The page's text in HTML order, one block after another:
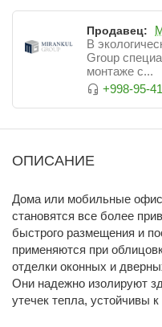
Продавец:
В
Group
монтаже с...
+998-95-
ОПИСАНИЕ
Дома или мобильные
становятся все более
быстрого размещения и
применяются при
отделки оконных и
Они надежно изолируют
утечек тепла, устойчивы